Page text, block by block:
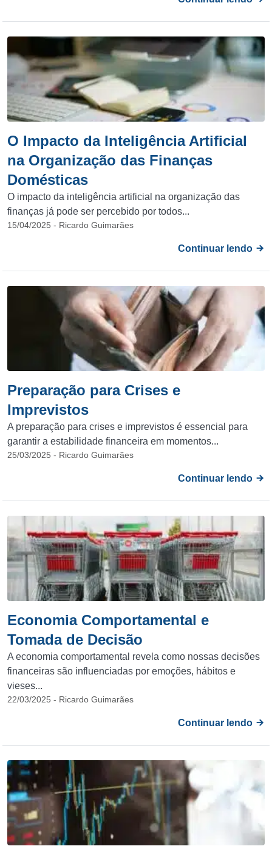
O Impacto da Inteligência Artificial
na Organização das Finanças
Domésticas
O impacto da inteligência artificial na organização das
finanças já pode ser percebido por todos...
15/04/2025 - Ricardo Guimarães
Continuar lendo
Preparação para Crises e
Imprevistos
A preparação para crises e imprevistos é essencial para
garantir a estabilidade financeira em momentos...
25/03/2025 - Ricardo Guimarães
Continuar lendo
Economia Comportamental e
Tomada de Decisão
A economia comportamental revela como nossas decisões
financeiras são influenciadas por emoções, hábitos e
vieses...
22/03/2025 - Ricardo Guimarães
Continuar lendo